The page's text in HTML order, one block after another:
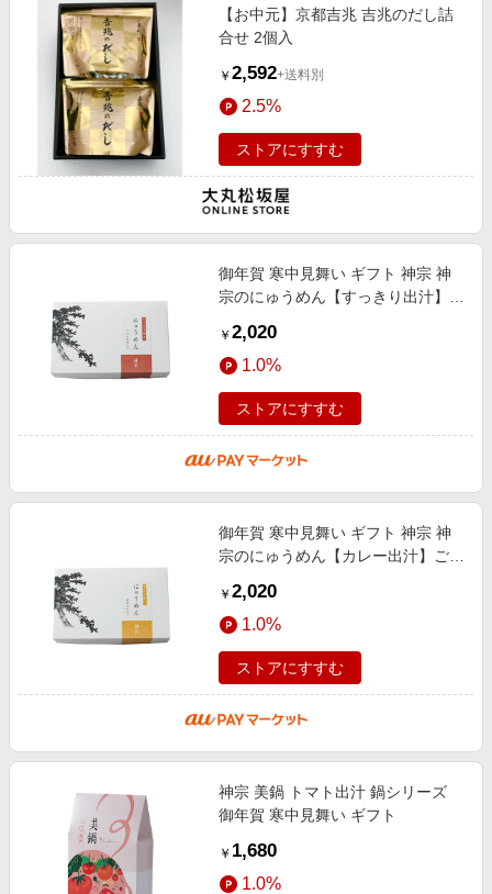
【お中元】京都吉兆 吉兆のだし詰
合せ 2個入
￥ 2,592+送料別
2.5%
ストアにすすむ
御年賀 寒中見舞い ギフト 神宗 神
宗のにゅうめん【すっきり出汁】ご
￥ 2,020
1.0%
ストアにすすむ
御年賀 寒中見舞い ギフト 神宗 神
宗のにゅうめん【カレー出汁】ご進
￥ 2,020
1.0%
ストアにすすむ
神宗 美鍋 トマト出汁 鍋シリーズ
御年賀 寒中見舞い ギフト
￥ 1,680
1.0%